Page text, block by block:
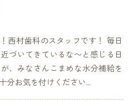
西村歯科のスタッフです！ 毎日
づいてきているな〜と感じる日
、みなさんこまめな水分補給を
分お気を付けください...